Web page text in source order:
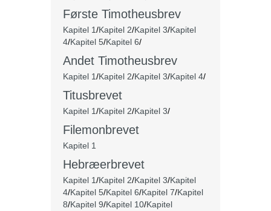
Første Timotheusbrev
Kapitel 1/Kapitel 2/Kapitel 3/Kapitel
4/Kapitel 5/Kapitel 6/
Andet Timotheusbrev
Kapitel 1/Kapitel 2/Kapitel 3/Kapitel 4/
Titusbrevet
Kapitel 1/Kapitel 2/Kapitel 3/
Filemonbrevet
Kapitel 1
Hebræerbrevet
Kapitel 1/Kapitel 2/Kapitel 3/Kapitel
4/Kapitel 5/Kapitel 6/Kapitel 7/Kapitel
8/Kapitel 9/Kapitel 10/Kapitel